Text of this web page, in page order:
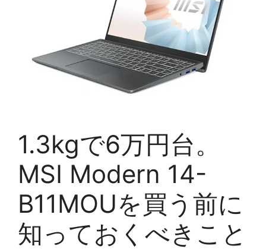
1.3kgで6万円台。
MSI Modern 14-
B11MOUを買う前に
知っておくべきこと